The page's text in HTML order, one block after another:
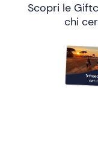
Scopri le
chi